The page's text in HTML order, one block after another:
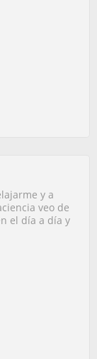
y a
veo de
el día a día y